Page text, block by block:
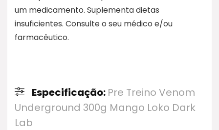
um medicamento. Suplementa dietas
insuficientes. Consulte o seu médico e/ou
farmacêutico.
Especificação: Pre Treino Venom
Underground 300g Mango Loko Dark
Lab